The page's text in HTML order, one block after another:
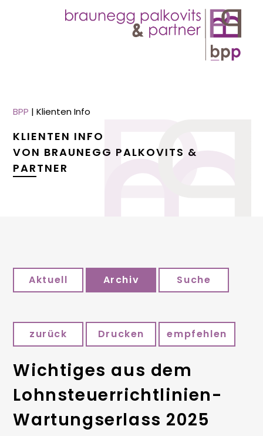
BPP |Klienten Info
KLIENTEN INFO
VON BRAUNEGG PALKOVITS &
PARTNER
Aktuell Archiv Suche
zurück Drucken empfehlen
Wichtiges aus dem
Lohnsteuerrichtlinien-
Wartungserlass 2025